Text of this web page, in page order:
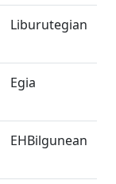
Liburutegian
Egia
EHBilgunean